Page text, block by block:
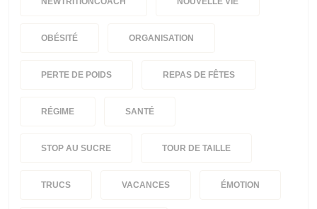
OBÉSITÉ ORGANISATION
PERTE DE POIDS REPAS DE FÊTES
RÉGIME SANTÉ
STOP AU SUCRE TOUR DE TAILLE
TRUCS VACANCES ÉMOTION